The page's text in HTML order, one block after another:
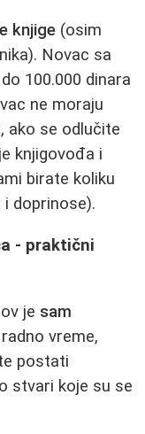
knjige (osim
Novac sa
100.000 dinara
ne moraju
ako se odlučite
knjigovođa i
birate koliku
doprinose).
- praktični
je sam
vreme,
postati
stvari koje su se